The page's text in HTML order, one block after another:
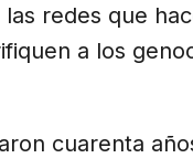
redes que
a los
cuarenta